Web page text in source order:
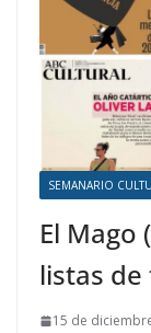
SEMANARIO
El Mago
listas
15 de